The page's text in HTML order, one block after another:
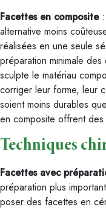
Facettes en composite:
alternative moins
réalisées en une seule
préparation minimale
sculpte le matériau
corriger leur forme, leur
soient moins durables
en composite offrent des
Techniques
Facettes avec
préparation plus
poser des facettes en